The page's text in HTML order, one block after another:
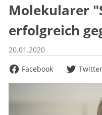
Molekularer
erfolgreich
20.01.2020
Facebook
Twitter